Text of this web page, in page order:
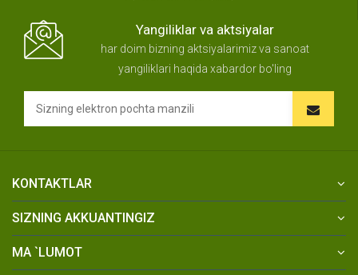
Yangiliklar va aktsiyalar
har doim bizning aktsiyalarimiz va sanoat
yangiliklari haqida xabardor bo'ling
KONTAKTLAR
SIZNING AKKUANTINGIZ
MA `LUMOT